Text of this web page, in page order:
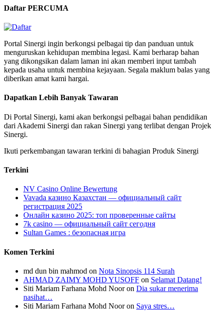
Daftar PERCUMA
Portal Sinergi ingin berkongsi pelbagai tip dan panduan untuk
menguruskan kehidupan membina legasi. Kami berharap bahan
yang dikongsikan dalam laman ini akan memberi input tambah
kepada usaha untuk membina kejayaan. Segala maklum balas yang
diberikan amat kami hargai.
Dapatkan Lebih Banyak Tawaran
Di Portal Sinergi, kami akan berkongsi pelbagai bahan pendidikan
dari Akademi Sinergi dan rakan Sinergi yang terlibat dengan Projek
Sinergi.
Ikuti perkembangan tawaran terkini di bahagian Produk Sinergi
Terkini
NV Casino Online Bewertung
Vavada казино Казахстан — официальный сайт
регистрация 2025
Онлайн казино 2025: топ проверенные сайты
7k casino — официальный сайт сегодня
Sultan Games : безопасная игра
Komen Terkini
md dun bin mahmod on Nota Sinopsis 114 Surah
AHMAD ZAIMY MOHD YUSOFF on Selamat Datang!
Siti Mariam Farhana Mohd Nooron Dia sukar menerima
nasihat…
Siti Mariam Farhana Mohd Nooron Saya stres…